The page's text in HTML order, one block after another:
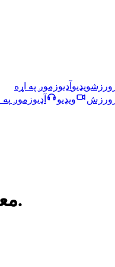
ورزشویډیو آډیوزموږ په اړه
ورزش ویډیو آډیوزموږ په
معنوي: د طالبانو د مشرانو پر ضد عملي عدالت لا هم نه دى تامين شوى.